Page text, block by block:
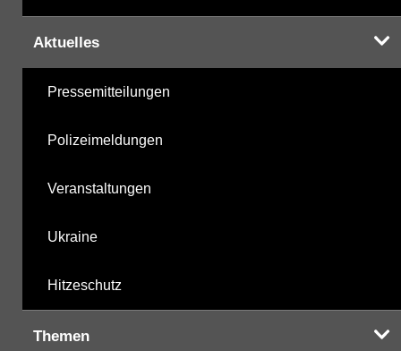
Aktuelles
Pressemitteilungen
Polizeimeldungen
Veranstaltungen
Ukraine
Hitzeschutz
Themen